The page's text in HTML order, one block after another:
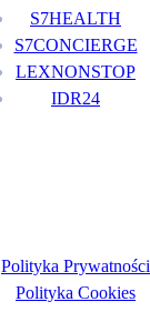
S7HEALTH
S7CONCIERGE
LEXNONSTOP
IDR24
Polityka Prywatności
Polityka Cookies